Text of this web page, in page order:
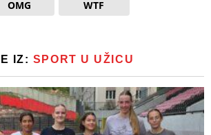
OMG WTF
IZ: SPORT U UŽICU